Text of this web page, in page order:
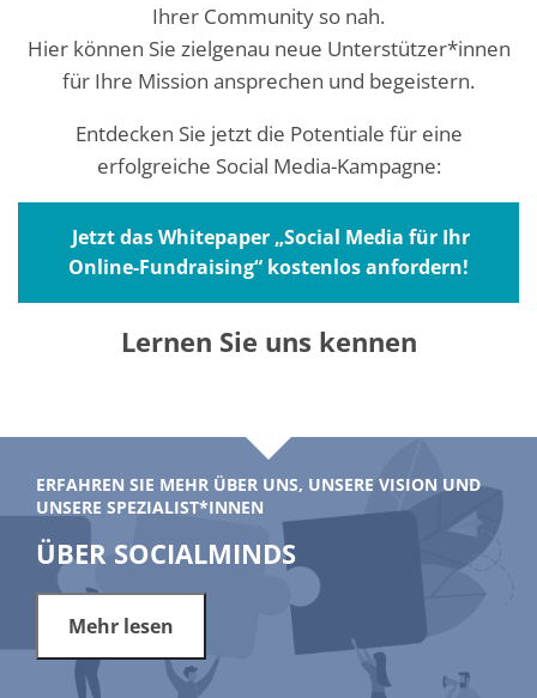
Ihrer Community so nah.
Hier können Sie zielgenau neue Unterstützer*innen
für Ihre Mission ansprechen und begeistern.
Entdecken Sie jetzt die Potentiale für eine
erfolgreiche Social Media-Kampagne:
Jetzt das Whitepaper „Social Media für Ihr
Online-Fundraising“ kostenlos anfordern!
Lernen Sie uns kennen
ERFAHREN SIE MEHR ÜBER UNS, UNSERE VISION UND
UNSERE SPEZIALIST*INNEN
ÜBER SOCIALMINDS
Mehr lesen